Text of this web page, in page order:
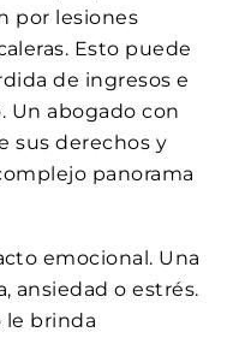
por lesiones
Esto puede
de ingresos e
Un abogado con
sus derechos y
panorama
emocional. Una
ansiedad o estrés.
le brinda